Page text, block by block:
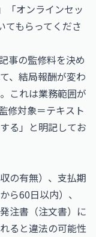
「オンラインセッ
もらってくださ
事の監修料を決め
、結局報酬が変わ
これは業務範囲が
修対象＝テキスト
る」と明記してお
の有無）、支払期
ら60日以内）、
注書（注文書）に
ると違法の可能性